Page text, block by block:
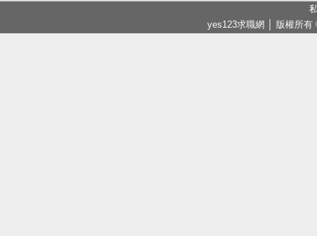
yes123求職網 │ 版權所有